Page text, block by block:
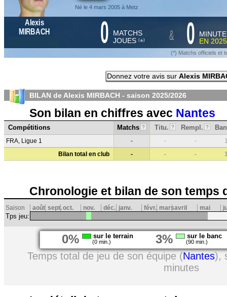
Né le 4 mars 2005 à Metz
Alexis
MIRBACH
0 MATCHS
JOUES (*) & 0
EN
(*) Matchs officiels et
Donnez votre avis sur Alexis
BILAN de Alexis MIRBACH - saison 2025/2026
Son bilan en chiffres avec Nantes
Compétitions Matchs ? Titu. ? Rempl. ?
FRA, Ligue 1 - - -
Bilan total en club
- - -
Chronologie et bilan de son temps
Saison août sept.oct. nov. déc. janv. févr. marsavril mai
Tps jeu:
0% sur le terrain
(0 min.) 3% sur le banc
(90 min.)
Temps total de jeu de son équipe (Nantes),
minutes